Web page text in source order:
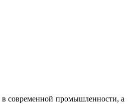
в современной промышленности, а